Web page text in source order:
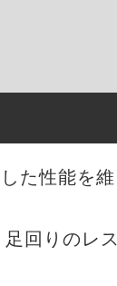
た性能を維
回りのレス